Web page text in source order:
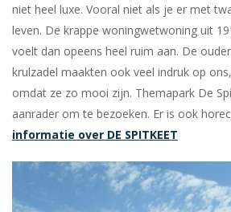
niet heel luxe. Vooral niet als je er met
leven. De krappe woningwetwoning uit
voelt dan opeens heel ruim aan. De
krulzadel maakten ook veel indruk op
omdat ze zo mooi zijn. Themapark De
aanrader om te bezoeken. Er is ook
informatie over DE SPITKEET